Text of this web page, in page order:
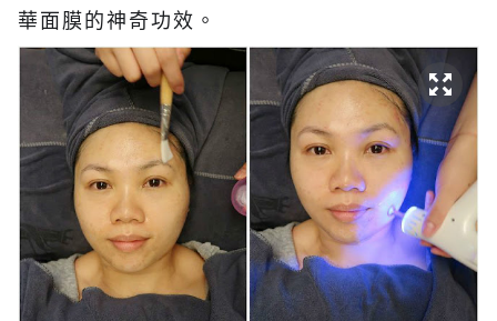
華面膜的神奇功效。